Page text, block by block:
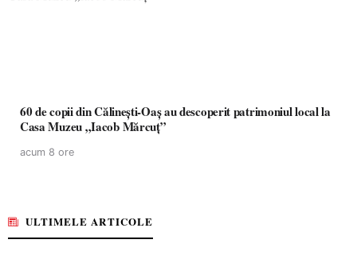
60 de copii din Călinești-Oaș au descoperit patrimoniul local la
Casa Muzeu „Iacob Mărcuț”
acum 8 ore
ULTIMELE ARTICOLE